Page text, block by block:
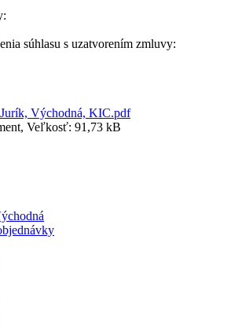
súhlasu s uzatvorením zmluvy:
Východná, KIC.pdf
Veľkosť: 91,73 kB